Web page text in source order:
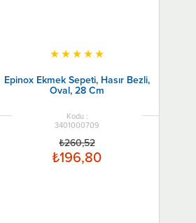
Epinox Ekmek Sepeti, Hasır Bezli,
Oval, 28 Cm
★★★★★
3401000709
₺196,80
₺260,52